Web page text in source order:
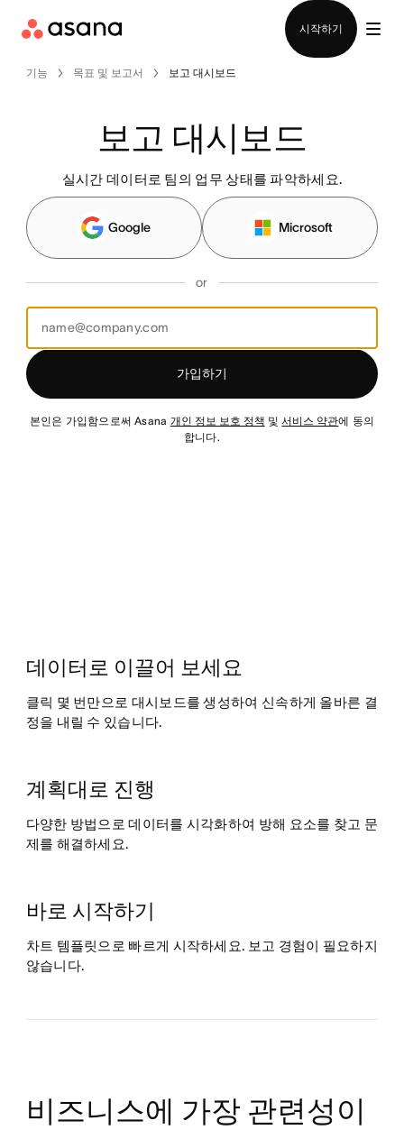
시작하기
기능 목표 및 보고서 보고 대시보드
보고 대시보드
실시간 데이터로 팀의 업무 상태를 파악하세요.
Google Microsoft
or
가입하기
본인은 가입함으로써 Asana 개인 정보 보호 정책 및서비스 약관에 동의
합니다.
데이터로 이끌어 보세요
클릭 몇 번만으로 대시보드를 생성하여 신속하게 올바른 결
정을 내릴 수 있습니다.
계획대로 진행
다양한 방법으로 데이터를 시각화하여 방해 요소를 찾고 문
제를 해결하세요.
바로 시작하기
차트 템플릿으로 빠르게 시작하세요. 보고 경험이 필요하지
않습니다.
비즈니스에 가장 관련성이